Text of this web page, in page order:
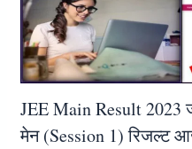
JEE Main Result 2023
मेन (Session 1) रिजल्ट